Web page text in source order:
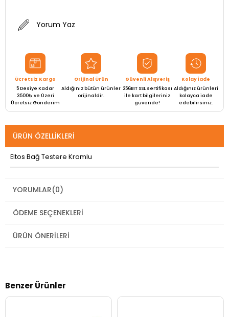
Yorum Yaz
Ücretsiz Kargo
5 Desiye Kadar
3500₺ ve Üzeri
Ücretsiz Gönderim
Orijinal Ürün
Aldığınız bütün ürünler
orijinaldir.
Güvenli Alışveriş
256BIT SSL sertifikası
ile kart bilgileriniz
güvende!
Kolay İade
Aldığınız ürünleri
kolayca iade
edebilirsiniz.
ÜRÜN ÖZELLIKLERI
Eltos Bağ Testere Kromlu
YORUMLAR(0)
ÖDEME SEÇENEKLERI
ÜRÜN ÖNERILERI
Benzer Ürünler